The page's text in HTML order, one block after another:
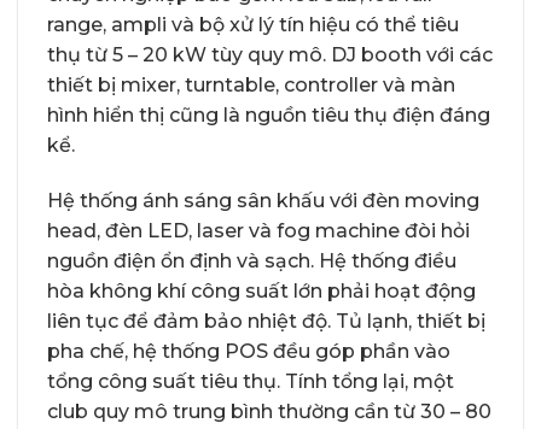
range, ampli và bộ xử lý tín hiệu có thể tiêu
thụ từ 5 – 20 kW tùy quy mô. DJ booth với các
thiết bị mixer, turntable, controller và màn
hình hiển thị cũng là nguồn tiêu thụ điện đáng
kể.
Hệ thống ánh sáng sân khấu với đèn moving
head, đèn LED, laser và fog machine đòi hỏi
nguồn điện ổn định và sạch. Hệ thống điều
hòa không khí công suất lớn phải hoạt động
liên tục để đảm bảo nhiệt độ. Tủ lạnh, thiết bị
pha chế, hệ thống POS đều góp phần vào
tổng công suất tiêu thụ. Tính tổng lại, một
club quy mô trung bình thường cần từ 30 – 80